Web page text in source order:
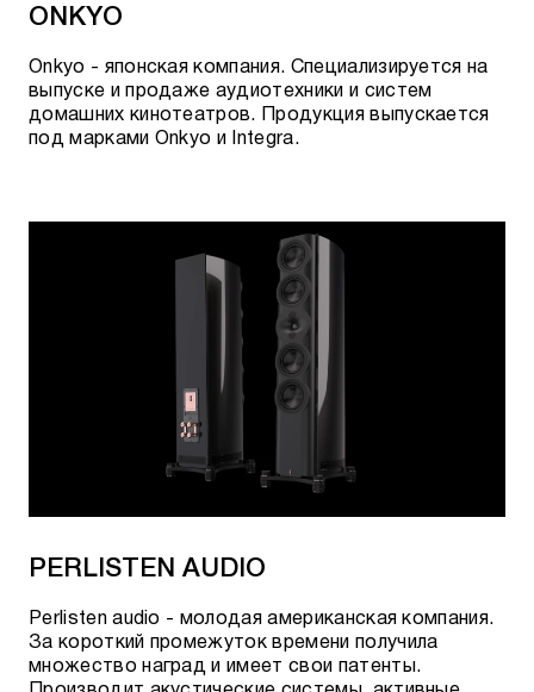
ONKYO
Onkyo - японская компания. Специализируется на
выпуске и продаже аудиотехники и систем
домашних кинотеатров. Продукция выпускается
под марками Onkyo и Integra.
PERLISTEN AUDIO
Perlisten audio - молодая американская компания.
За короткий промежуток времени получила
множество наград и имеет свои патенты.